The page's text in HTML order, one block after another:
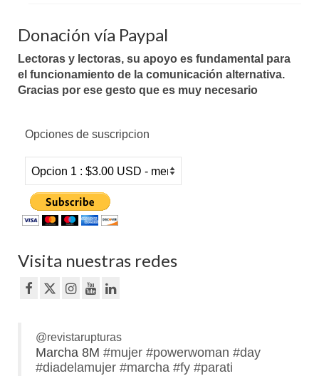
Donación vía Paypal
Lectoras y lectoras, su apoyo es fundamental para
el funcionamiento de la comunicación alternativa.
Gracias por ese gesto que es muy necesario
Opciones de suscripcion
Visita nuestras redes
@revistarupturas
Marcha 8M #mujer #powerwoman #day
#diadelamujer #marcha #fy #parati